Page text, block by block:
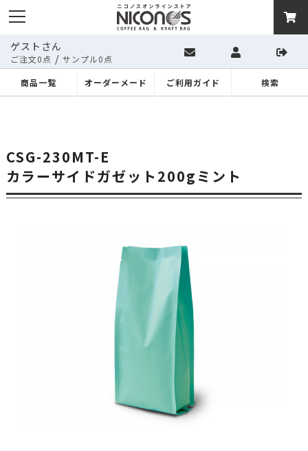
ゲストさん
ご注文0点 / サンプル0点
商品一覧
オーダーメード ご利用ガイド 検索
CSG-230MT-E
カラーサイドガゼット200gミント